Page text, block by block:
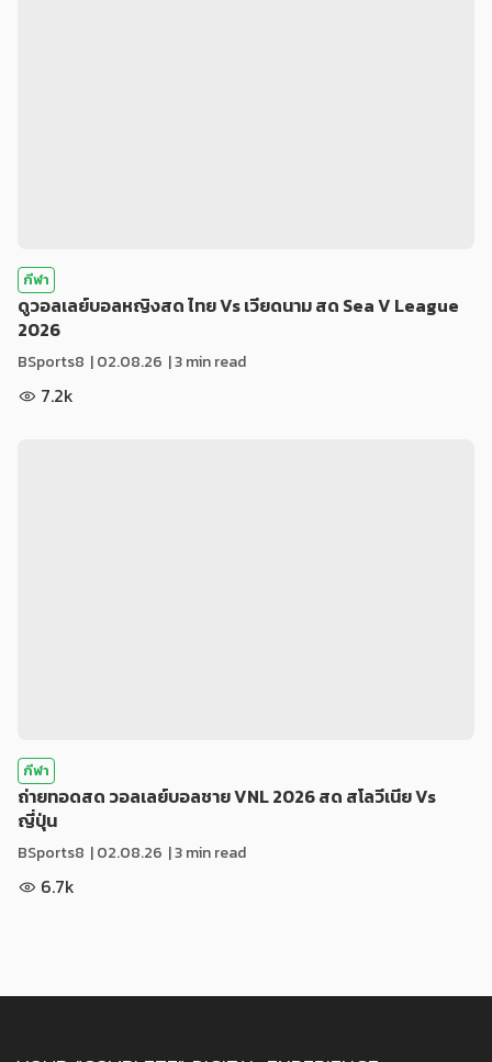
กีฬา
ดูวอลเลย์บอลหญิงสด ไทย Vs เวียดนาม สด Sea V League
2026
BSports8 |02.08.26 | 3 min read
7.2k
กีฬา
ถ่ายทอดสด วอลเลย์บอลชาย VNL 2026 สด สโลวีเนีย Vs
ญี่ปุ่น
BSports8 |02.08.26 | 3 min read
6.7k